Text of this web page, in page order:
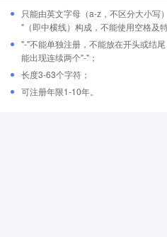
只能由英文字母（a-z，不区分大小写
"（即中横线）构成，不能使用空格及
"-"不能单独注册，不能放在开头或结
能出现连续两个"-"；
长度3-63个字符；
可注册年限1-10年。